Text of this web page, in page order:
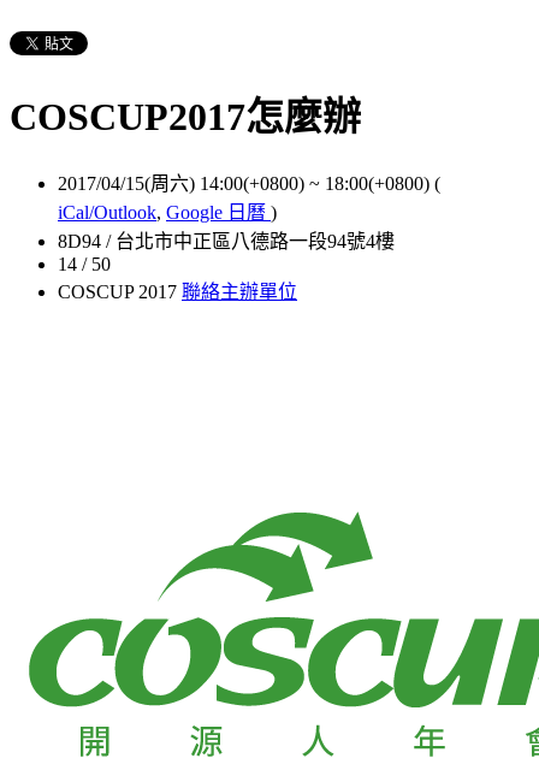
COSCUP2017怎麼辦
2017/04/15(周六) 14:00(+0800) ~ 18:00(+0800) (
iCal/Outlook, Google 日曆 )
8D94 / 台北市中正區八德路一段94號4樓
14 / 50
COSCUP 2017 聯絡主辦單位